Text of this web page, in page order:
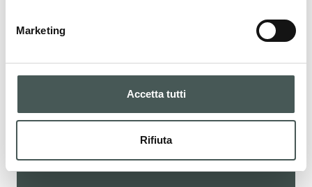
Marketing
Accetta tutti
Rifiuta
dettagli sui nostri prodotti, richiedere un
per fornirti assistenza in tutte le fasi del tuo